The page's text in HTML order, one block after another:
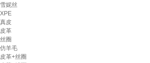
雪妮丝
XPE
真皮
皮革
丝圈
仿羊毛
皮革+丝圈